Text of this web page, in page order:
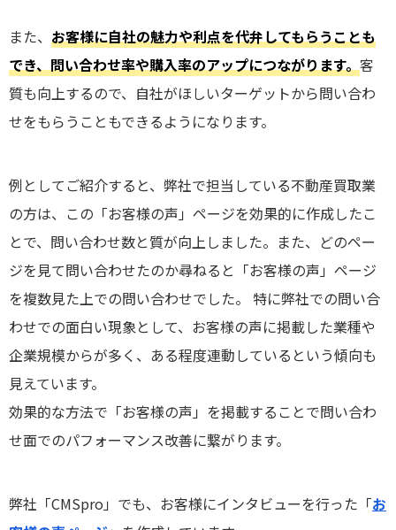
また、 お客様に自社の魅力や利点を代弁してもらうことも
でき、問い合わせ率や購入率のアップにつながります。 客
質も向上するので、自社がほしいターゲットから問い合わ
せをもらうこともできるようになります。
例としてご紹介すると、弊社で担当している不動産買取業
の方は、この「お客様の声」ページを効果的に作成したこ
とで、問い合わせ数と質が向上しました。また、どのペー
ジを見て問い合わせたのか尋ねると「お客様の声」ページ
を複数見た上での問い合わせでした。 特に弊社での問い合
わせでの面白い現象として、お客様の声に掲載した業種や
企業規模からが多く、ある程度連動しているという傾向も
見えています。
効果的な方法で「お客様の声」を掲載することで問い合わ
せ面でのパフォーマンス改善に繋がります。
弊社「CMSpro」でも、お客様にインタビューを行った「お